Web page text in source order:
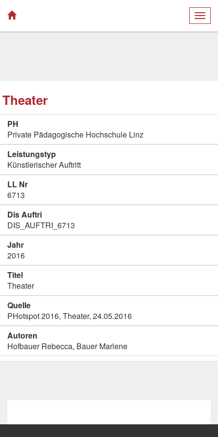
Theater
PH
Private Pädagogische Hochschule Linz
Leistungstyp
Künstlerischer Auftritt
LL Nr
6713
Dis Auftri
DIS_AUFTRI_6713
Jahr
2016
Titel
Theater
Quelle
PHotspot 2016, Theater, 24.05.2016
Autoren
Hofbauer Rebecca, Bauer Marlene